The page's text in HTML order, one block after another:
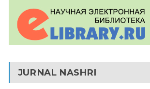
JURNAL NASHRI